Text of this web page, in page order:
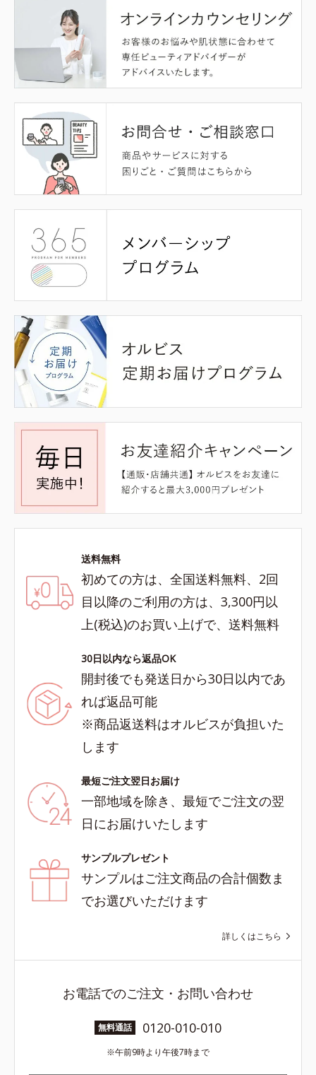
送料無料
初めての方は、全国送料無料、2回
目以降のご利用の方は、3,300円以
上(税込)のお買い上げで、送料無料
30日以内なら返品OK
開封後でも発送日から30日以内であ
れば返品可能
※商品返送料はオルビスが負担いた
します
最短ご注文翌日お届け
一部地域を除き、最短でご注文の翌
日にお届けいたします
サンプルプレゼント
サンプルはご注文商品の合計個数ま
でお選びいただけます
詳しくはこちら
お電話でのご注文・お問い合わせ
無料通話 0120-010-010
午前9時より午後7時まで